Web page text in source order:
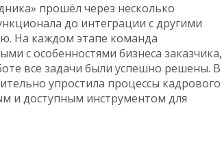
прошёл через несколько
до интеграции с другими
На каждом этапе команда
с особенностями бизнеса заказчика,
все задачи были успешно решены. В
упростила процессы кадрового
и доступным инструментом для